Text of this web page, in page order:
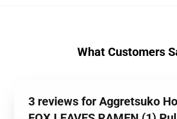
What Customers
3 reviews for Aggretsuko